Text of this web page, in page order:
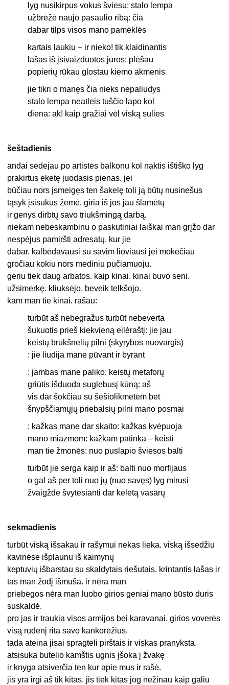
lyg nusikirpus vokus šviesu: stalo lempa
užbrėžė naujo pasaulio ribą: čia
dabar tilps visos mano pamėklės
kartais laukiu – ir nieko! tik klaidinantis
lašas iš įsivaizduotos jūros: plėšau
popierių rūkau glostau kiemo akmenis
jie tikri o manęs čia nieks nepaliudys
stalo lempa neatleis tuščio lapo kol
diena: ak! kaip gražiai vėl viską sulies
šeštadienis
andai sėdėjau po artistės balkonu kol naktis ištiško lyg
prakirtus eketę juodasis pienas. jei
būčiau nors įsmeigęs ten šakelę toli ją būtų nusinešus
tąsyk įsisukus žemė. giria iš jos jau šlamėtų
ir genys dirbtų savo triukšmingą darbą.
niekam nebeskambinu o paskutiniai laiškai man grįžo dar
nespėjus pamiršti adresatų. kur jie
dabar. kalbėdavausi su savim lioviausi jei mokėčiau
gročiau kokiu nors mediniu pučiamuoju.
geriu tiek daug arbatos. kaip kinai. kinai buvo seni.
užsimerkę. kliuksėjo. beveik telkšojo.
kam man tie kinai. rašau:
turbūt aš nebegražus turbūt nebeverta
šukuotis prieš kiekvieną eilėraštį: jie jau
keistų brūkšnelių pilni (skyrybos nuovargis)
: jie liudija mane pūvant ir byrant
: jambas mane paliko: keistų metaforų
griūtis išduoda suglebusį kūną: aš
vis dar šokčiau su šešiolikmetėm bet
šnypščiamųjų priebalsių pilni mano posmai
: kažkas mane dar skaito: kažkas kvėpuoja
mano miazmom: kažkam patinka – keisti
man tie žmonės: nuo puslapio šviesos balti
turbūt jie serga kaip ir aš: balti nuo morfijaus
o gal aš per toli nuo jų (nuo savęs) lyg mirusi
žvaigždė švytėsianti dar keletą vasarų
sekmadienis
turbūt viską išsakau ir rašymui nekas lieka. viską išsėdžiu
kavinėse išplaunu iš kaimynų
keptuvių išbarstau su skaldytais riešutais. krintantis lašas ir
tas man žodį išmuša. ir nėra man
priebėgos nėra man luobo girios geniai mano būsto duris
suskaldė.
pro jas ir traukia visos armijos bei karavanai. girios voverės
visą rudenį rita savo kankorėžius.
tada ateina jisai spragteli pirštais ir viskas pranyksta.
atsisuka butelio kamštis ugnis įšoka į žvakę
ir knyga atsiverčia ten kur apie mus ir rašė.
jis yra irgi aš tik kitas. jis tiek kitas jog nežinau kaip galiu